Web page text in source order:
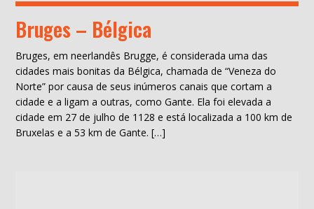
Bruges – Bélgica
Bruges, em neerlandês Brugge, é considerada uma das
cidades mais bonitas da Bélgica, chamada de “Veneza do
Norte” por causa de seus inúmeros canais que cortam a
cidade e a ligam a outras, como Gante. Ela foi elevada a
cidade em 27 de julho de 1128 e está localizada a 100 km de
Bruxelas e a 53 km de Gante. […]